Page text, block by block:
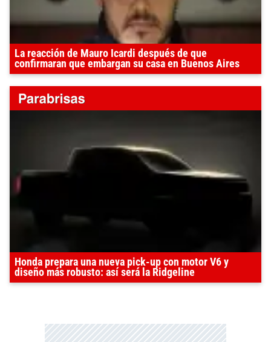
La reacción de Mauro Icardi después de que
confirmaran que embargan su casa en Buenos Aires
Honda prepara una nueva pick-up con motor V6 y
diseño más robusto: así será la Ridgeline